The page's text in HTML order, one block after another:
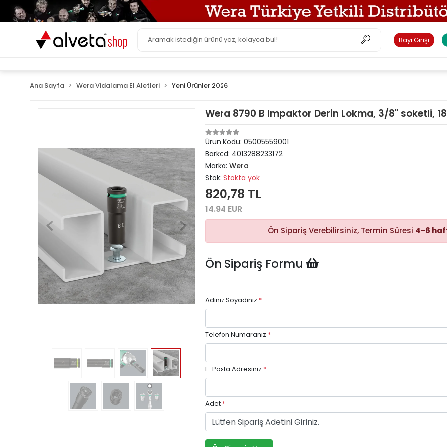
Bayi Girişi
Ana Sayfa Wera Vidalama El Aletleri Yeni Ürünler 2026
Wera 8790 B Impaktor Derin Lokma, 3/8" soketli,
Ürün Kodu: 05005559001
Barkod: 4013288233172
Marka: Wera
Stok: Stokta yok
820,78 TL
14.94 EUR
Ön Sipariş Verebilirsiniz, Termin Süresi 4-6
Ön Sipariş Formu
Adınız Soyadınız *
Telefon Numaranız *
E-Posta Adresiniz *
Adet *
Sepete
kolayca
Hızlı
göre